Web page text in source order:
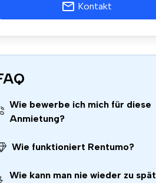
Kontakt
Wie bewerbe ich mich für diese
Anmietung?
Wie funktioniert Rentumo?
Wie kann man nie wieder zu spät